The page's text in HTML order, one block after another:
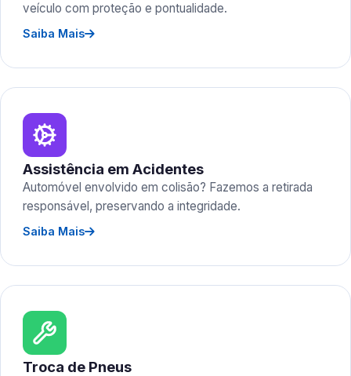
veículo com proteção e pontualidade.
Saiba Mais
Assistência em Acidentes
Automóvel envolvido em colisão? Fazemos a retirada
responsável, preservando a integridade.
Saiba Mais
Troca de Pneus